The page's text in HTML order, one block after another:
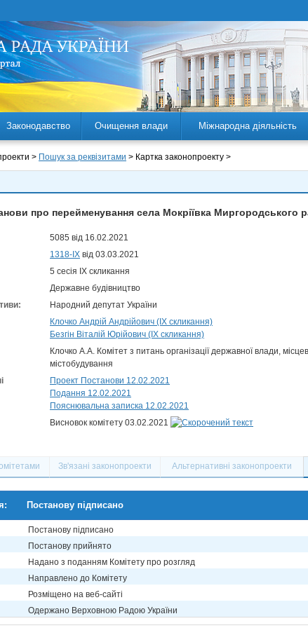
Законодавство Очищення влади Міжнародна діяльність
> Пошук за реквізитами > Картка законопроекту >
про перейменування села Мокріївка Миргородського
5085 від 16.02.2021
1318-IX від 03.03.2021
5 сесія IX скликання
Державне будівництво
Народний депутат України
Клочко Андрій Андрійович (IX скликання)
Безгін Віталій Юрійович (IX скликання)
Клочко А.А. Комітет з питань організації державної влади,
містобудування
Проект Постанови 12.02.2021
Подання 12.02.2021
Пояснювальна записка 12.02.2021
Висновок комітету 03.02.2021
Зв'язані законопроекти Альтернативні законопроекти
Постанову підписано
Постанову підписано
Постанову прийнято
Надано з поданням Комітету про розгляд
Направлено до Комітету
Розміщено на веб-сайті
Одержано Верховною Радою України